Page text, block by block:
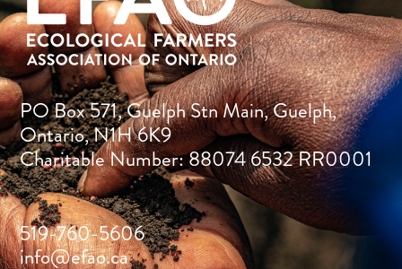
PO Box 571, Guelph Stn Main, Guelph,
Ontario, N1H 6K9
Charitable Number: 88074 6532 RR0001
519-760-5606
info@efao.ca